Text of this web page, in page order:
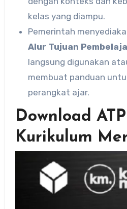
kelas yang diampu.
Pemerintah
Alur Tujuan
langsung digunakan
membuat panduan
perangkat ajar.
Download
Kurikulum